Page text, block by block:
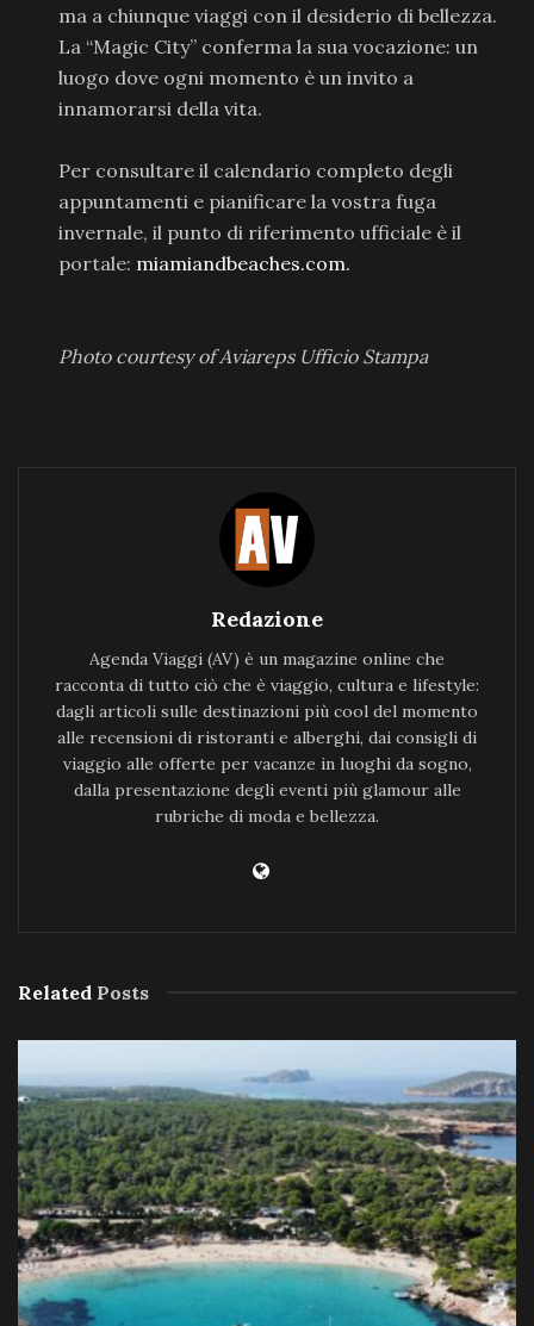
ma a chiunque viaggi con il desiderio di bellezza.
La “Magic City” conferma la sua vocazione: un
luogo dove ogni momento è un invito a
innamorarsi della vita.
Per consultare il calendario completo degli
appuntamenti e pianificare la vostra fuga
invernale, il punto di riferimento ufficiale è il
portale: miamiandbeaches.com.
Photo courtesy of Aviareps Ufficio Stampa
Redazione
Agenda Viaggi (AV) è un magazine online che
racconta di tutto ciò che è viaggio, cultura e lifestyle:
dagli articoli sulle destinazioni più cool del momento
alle recensioni di ristoranti e alberghi, dai consigli di
viaggio alle offerte per vacanze in luoghi da sogno,
dalla presentazione degli eventi più glamour alle
rubriche di moda e bellezza.
Related Posts